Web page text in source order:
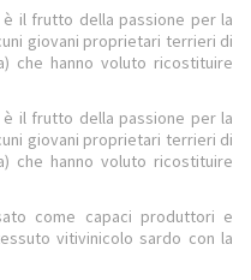
il frutto della passione per la
giovani proprietari terrieri di
che hanno voluto ricostituire
il frutto della passione per la
giovani proprietari terrieri di
che hanno voluto ricostituire
come capaci produttori e
vitivinicolo sardo con la